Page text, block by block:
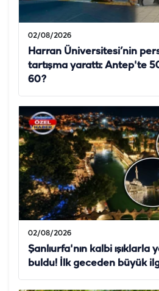
02/08/2026
Harran Üniversitesi’nin
tartışma yarattı: Antep'te
60?
02/08/2026
Şanlıurfa'nın kalbi ışıklarla
buldu! İlk geceden büyük